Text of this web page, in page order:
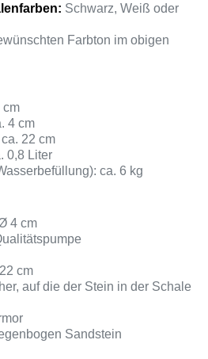
Schwarz, Weiß oder
Farbton im obigen
cm
4 cm
22 cm
0,8 Liter
ca. 6 kg
4 cm
cm
auf die der Stein in der Schale
Sandstein